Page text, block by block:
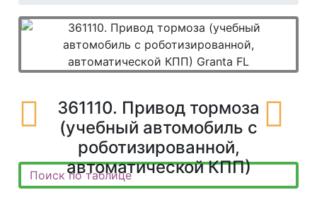
361110. Привод тормоза
(учебный автомобиль с
роботизированной,
автоматической КПП)